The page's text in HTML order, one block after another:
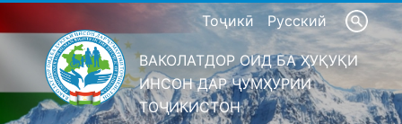
Тоҷикӣ Русский
ВАКОЛАТДОР ОИД БА ҲУҚУҚИ
ИНСОН ДАР ҶУМҲУРИИ
ТОҶИКИСТОН